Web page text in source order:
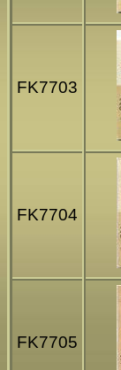
FK7703
FK7704
FK7705